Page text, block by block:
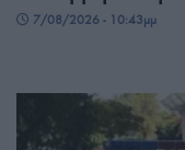
7/08/2026 - 10:43μμ